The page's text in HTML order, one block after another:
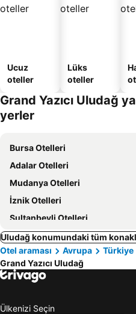
Ucuz
oteller
Lüks
oteller
Grand Yazıcı Uludağ
yerler
Bursa Otelleri
Adalar Otelleri
Mudanya Otelleri
İznik Otelleri
Sultanbeyli Otelleri
Uludağ konumundaki tüm
Otel araması
Avrupa Türkiye
Grand Yazıcı Uludağ
Ülkenizi Seçin